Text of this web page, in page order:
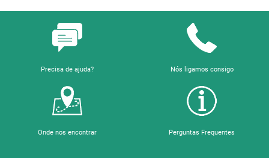
Precisa de ajuda? Nós ligamos consigo
Onde nos encontrar Perguntas Frequentes